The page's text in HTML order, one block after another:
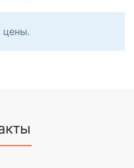
цены.